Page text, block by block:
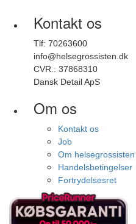
Kontakt os
Tlf: 70263600
info@helsegrossisten.dk
CVR.: 37868310
Dansk Detail ApS
Om os
Kontakt os
Job
Om helsegrossisten
Handelsbetingelser
Fortrydelsesret